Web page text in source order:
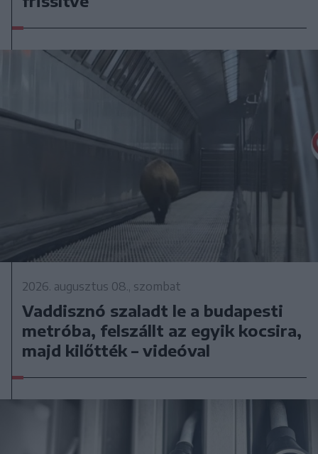
2026. augusztus 08., szombat
Vaddisznó szaladt le a budapesti
metróba, felszállt az egyik kocsira,
majd kilőtték – videóval